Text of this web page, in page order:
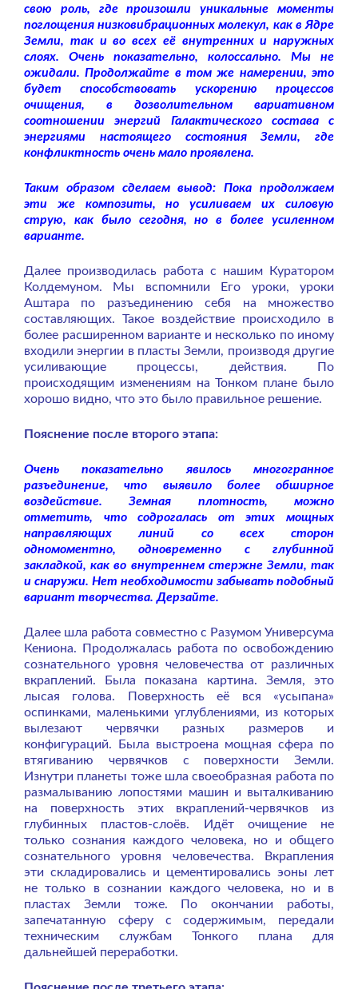
свою роль, где произошли уникальные моменты
поглощения низковибрационных молекул, как в Ядре
Земли, так и во всех её внутренних и наружных
слоях. Очень показательно, колоссально. Мы не
ожидали. Продолжайте в том же намерении, это
будет способствовать ускорению процессов
очищения, в дозволительном вариативном
соотношении энергий Галактического состава с
энергиями настоящего состояния Земли, где
конфликтность очень мало проявлена.
Таким образом сделаем вывод: Пока продолжаем
эти же композиты, но усиливаем их силовую
струю, как было сегодня, но в более усиленном
варианте.
Далее производилась работа с нашим Куратором
Колдемуном. Мы вспомнили Его уроки, уроки
Аштара по разъединению себя на множество
составляющих. Такое воздействие происходило в
более расширенном варианте и несколько по иному
входили энергии в пласты Земли, производя другие
усиливающие процессы, действия. По
происходящим изменениям на Тонком плане было
хорошо видно, что это было правильное решение.
Пояснение после второго этапа:
Очень показательно явилось многогранное
разъединение, что выявило более обширное
воздействие. Земная плотность, можно
отметить, что содрогалась от этих мощных
направляющих линий со всех сторон
одномоментно, одновременно с глубинной
закладкой, как во внутреннем стержне Земли, так
и снаружи. Нет необходимости забывать подобный
вариант творчества. Дерзайте.
Далее шла работа совместно с Разумом Универсума
Кениона. Продолжалась работа по освобождению
сознательного уровня человечества от различных
вкраплений. Была показана картина. Земля, это
лысая голова. Поверхность её вся «усыпана»
оспинками, маленькими углублениями, из которых
вылезают червячки разных размеров и
конфигураций. Была выстроена мощная сфера по
втягиванию червячков с поверхности Земли.
Изнутри планеты тоже шла своеобразная работа по
размалыванию лопостями машин и выталкиванию
на поверхность этих вкраплений-червячков из
глубинных пластов-слоёв. Идёт очищение не
только сознания каждого человека, но и общего
сознательного уровня человечества. Вкрапления
эти складировались и цементировались эоны лет
не только в сознании каждого человека, но и в
пластах Земли тоже. По окончании работы,
запечатанную сферу с содержимым, передали
техническим службам Тонкого плана для
дальнейшей переработки.